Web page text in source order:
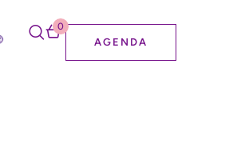
0
AGENDA